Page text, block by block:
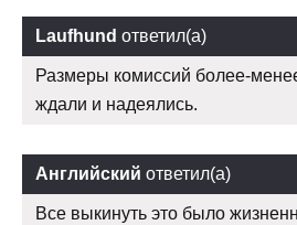
Laufhund ответил(а)
Размеры комиссий более-
ждали и надеялись.
Английский ответил(а)
Все выкинуть это было